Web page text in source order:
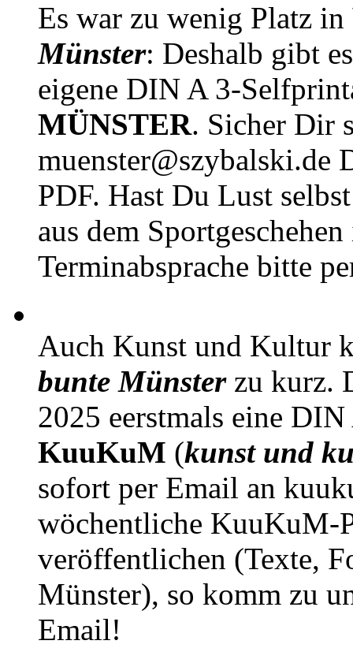
Es war zu wenig Platz in
Münster: Deshalb gibt
eigene DIN A 3-
MÜNSTER. Sicher Dir
muenster@szybalski.de
PDF. Hast Du Lust
aus dem
Terminabsprache bitte
Auch Kunst und Kultur
bunte Münsterzu kurz.
2025 eerstmals eine
KuuKuM (kunst und
sofort per Email an
wöchentliche KuuKuM-
veröffentlichen (Texte,
Münster), so komm zu
Email!